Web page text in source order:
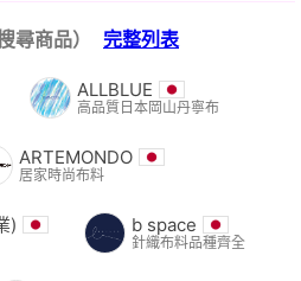
尋商品） 完整列表
ALLBLUE
高品質日本岡山丹寧布
ARTEMONDO
居家時尚布料
) b space
針織布料品種齊全